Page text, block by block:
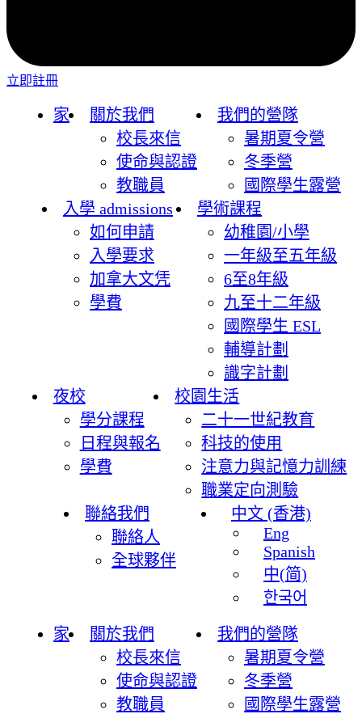
立即註冊
家
關於我們
校長來信
使命與認證
教職員
我們的營隊
暑期夏令營
冬季營
國際學生露營
入學 admissions
如何申請
入學要求
加拿大文凭
學費
學術課程
幼稚園/小學
一年級至五年級
6至8年級
九至十二年級
國際學生 ESL
輔導計劃
識字計劃
夜校
學分課程
日程與報名
學費
校園生活
二十一世紀教育
科技的使用
注意力與記憶力訓練
職業定向測驗
聯絡我們
聯絡人
全球夥伴
中文 (香港)
Eng
Spanish
中(简)
한국어
家
關於我們
校長來信
使命與認證
教職員
我們的營隊
暑期夏令營
冬季營
國際學生露營